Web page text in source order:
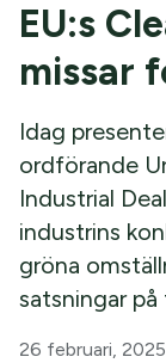
EU:s
missar
Idag
ordförande
Industrial
industrins
gröna
satsningar
26 februari, 2025